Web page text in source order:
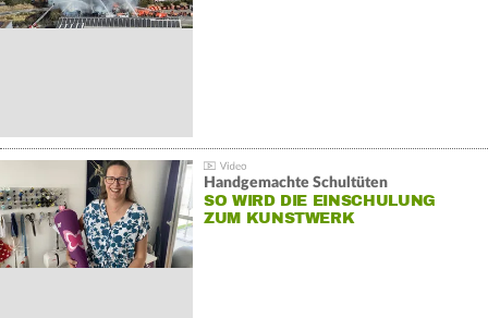
Handgemachte Schultüten
SO WIRD DIE EINSCHULUNG
ZUM KUNSTWERK